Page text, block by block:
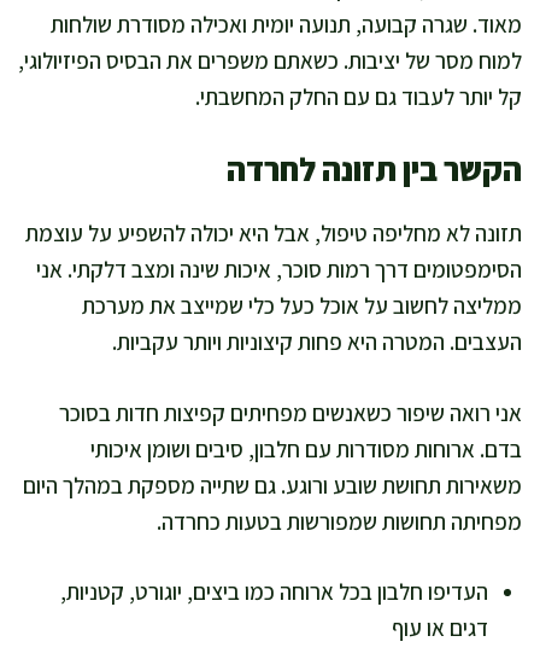
מאוד. שגרה קבועה, תנועה יומית ואכילה מסודרת שולחות
למוח מסר של יציבות. כשאתם משפרים את הבסיס הפיזיולוגי,
קל יותר לעבוד גם עם החלק המחשבתי.
הקשר בין תזונה לחרדה
תזונה לא מחליפה טיפול, אבל היא יכולה להשפיע על עוצמת
הסימפטומים דרך רמות סוכר, איכות שינה ומצב דלקתי. אני
ממליצה לחשוב על אוכל כעל כלי שמייצב את מערכת
העצבים. המטרה היא פחות קיצוניות ויותר עקביות.
אני רואה שיפור כשאנשים מפחיתים קפיצות חדות בסוכר
בדם. ארוחות מסודרות עם חלבון, סיבים ושומן איכותי
משאירות תחושת שובע ורוגע. גם שתייה מספקת במהלך היום
מפחיתה תחושות שמפורשות בטעות כחרדה.
העדיפו חלבון בכל ארוחה כמו ביצים, יוגורט, קטניות,
דגים או עוף